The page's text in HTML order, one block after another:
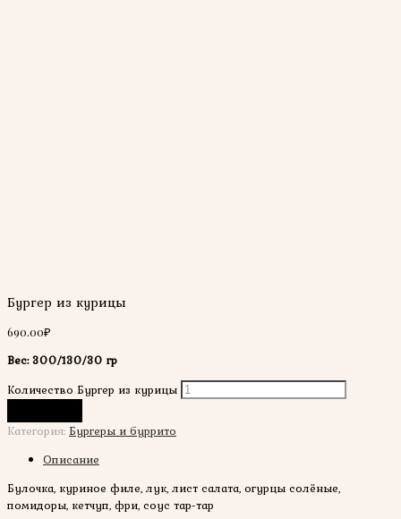
Бургер из курицы
690.00₽
Вес: 300/130/30 гр
Количество Бургер из курицы
Категория: Бургеры и буррито
Описание
Булочка, куриное филе, лук, лист салата, огурцы солёные,
помидоры, кетчуп, фри, соус тар-тар